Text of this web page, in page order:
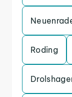
Roding